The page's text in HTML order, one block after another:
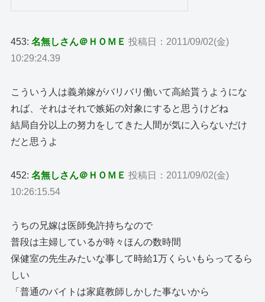
453:名無しさん＠ＨＯＭＥ 投稿日：2011/09/02(金)
10:29:24.39
こういう人は義弟嫁がバリバリ働いて高給貰うようにな
れば、それはそれで嫉妬の対象にすると思うけどね
結局自分以上の努力をしてきた人間が気に入らないだけ
だと思うよ
452:名無しさん＠ＨＯＭＥ 投稿日：2011/09/02(金)
10:26:15.54
うちの兄嫁は医師免許持ちなので
普段は主婦しているが時々ほんの数時間
保健室の先生みたいな事して時給1万くらいもらってるら
しい
「普通のバイトは家庭教師しかした事ないから